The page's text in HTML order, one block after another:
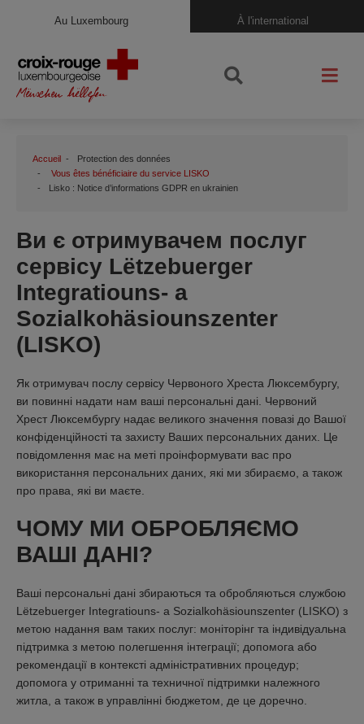
Au Luxembourg À l'international
Accueil
Protection des données
Vous êtes bénéficiaire du service LISKO
Lisko : Notice d’informations GDPR en ukrainien
Ви є отримувачем послуг
сервісу Lëtzebuerger
Integratiouns- a
Sozialkohäsiounszenter
(LISKO)
Як отримувач послу сервісу Червоного Хреста Люксембуpгу,
ви повинні надати нам ваші персональні дані. Червоний
Хрест Люксембургу надає великого значення повазі до Вашої
конфіденційності та захисту Ваших персональних даних. Це
повідомлення має на меті проінформувати вас про
використання персональних даних, які ми збираємо, а також
про права, які ви маєте.
ЧОМУ МИ ОБРОБЛЯЄМО
ВАШІ ДАНІ?
Ваші персональні дані збираються та обробляються службою
Lëtzebuerger Integratiouns- a Sozialkohäsiounszenter (LISKO) з
метою надання вам таких послуг: моніторінг та індивідуальна
підтримка з метою полегшення інтеграції; допомога або
рекомендації в контексті адміністративних процедур;
допомога у отриманні та техничної підтримки належного
житла, а також в управлінні бюджетом, де це доречно.